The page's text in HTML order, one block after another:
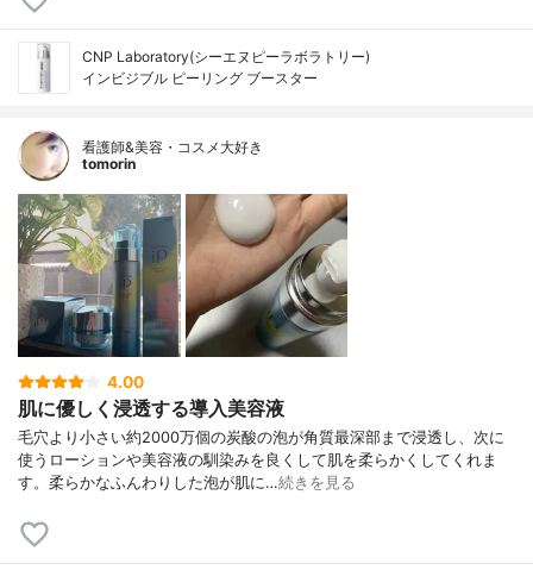
CNP Laboratory(シーエヌピーラボラトリー)
インビジブル ピーリング ブースター
看護師&美容・コスメ大好き
tomorin
4.00
肌に優しく浸透する導入美容液
毛穴より小さい約2000万個の炭酸の泡が角質最深部まで浸透し、次に
使うローションや美容液の馴染みを良くして肌を柔らかくしてくれま
す。柔らかなふんわりした泡が肌に…続きを見る